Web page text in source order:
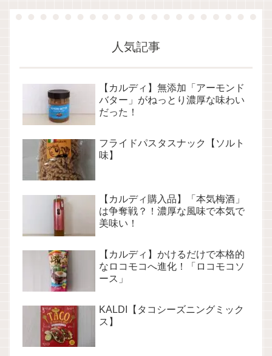
人気記事
【カルディ】無添加「アーモンド
バター」がねっとり濃厚な味わい
だった！
フライドパスタスナック【ソルト
味】
【カルディ購入品】「本気梅酒」
は争奪戦？！濃厚な風味で本気で
美味い！
【カルディ】かけるだけで本格的
なロコモコへ進化！「ロコモコソ
ース」
KALDI【タコシーズニングミック
ス】